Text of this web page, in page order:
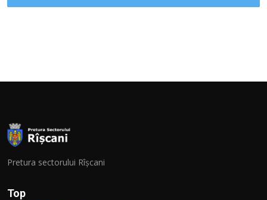
Pretura sectorului Rîșcani
Top